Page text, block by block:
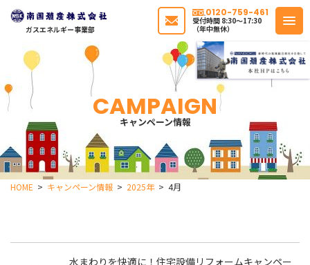
ガスエネルギー事業部
0120-759-461
受付時間 8:30〜17:30
（年中無休）
CAMPAIGN
キャンペーン情報
HOME キャンペーン情報 2025年 4月
水まわりを快適に！住宅設備リフォームキャンペー